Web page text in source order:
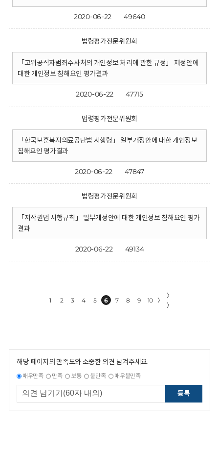
2020-06-22 49640
법령평가전문위원회
「고위공직자범죄수사처의 개인정보 처리에 관한 규정」 제정안에
대한 개인정보 침해요인 평가결과
2020-06-22 47715
법령평가전문위원회
「한국보훈복지의료공단법 시행령」 일부개정안에 대한 개인정보
침해요인 평가결과
2020-06-22 47847
법령평가전문위원회
「저작권법 시행규칙」 일부개정안에 대한 개인정보 침해요인 평가
결과
2020-06-22 49134
1 2 3 4 5 6 7 8 9 10 〉
〉
〉
해당 페이지의 만족도와 소중한 의견 남겨주세요.
매우만족 만족 보통 불만족 매우불만족
등록